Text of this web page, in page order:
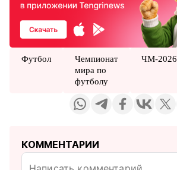
Футбол
Чемпионат
мира по
футболу
ЧМ-2026
КОММЕНТАРИИ